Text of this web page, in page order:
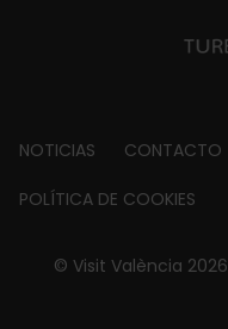
Footer
about
NOTICIAS CONTACTO
POLÍTICA DE COOKIES
© Visit València 2026